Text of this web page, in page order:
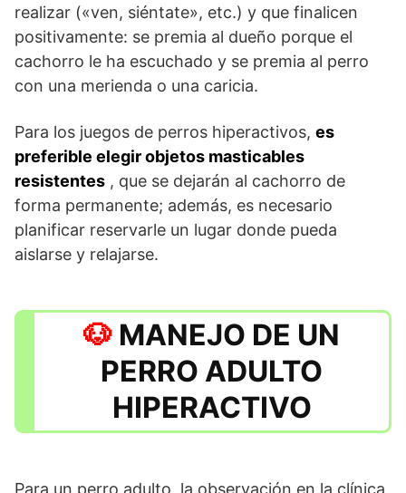
realizar («ven, siéntate», etc.) y que finalicen
positivamente: se premia al dueño porque el
cachorro le ha escuchado y se premia al perro
con una merienda o una caricia.
Para los juegos de perros hiperactivos, es
preferible elegir objetos masticables
resistentes , que se dejarán al cachorro de
forma permanente; además, es necesario
planificar reservarle un lugar donde pueda
aislarse y relajarse.
MANEJO DE UN
PERRO ADULTO
HIPERACTIVO
Para un perro adulto, la observación en la clínica